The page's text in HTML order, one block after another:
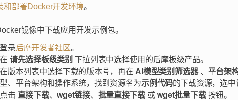
和部署Docker开发环境。
镜像中下载应用开发示例包。
登录后摩开发者社区。
在 请先选择板级类别 下拉列表中选择使用的后摩板级产品。
在版本列表中选择下载的版本号，再在 AI模型类别筛选器、 平台架
型、平台架构和操作系统，找到资源名为示例代码的下载资源，选中
点击 直接下载、 wget链接、 批量直接下载或 wget批量下载按钮。